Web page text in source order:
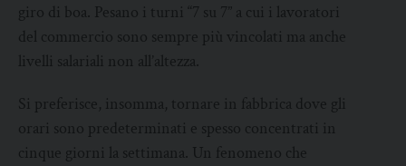
giro di boa. Pesano i turni “7 su 7” a cui i lavoratori
del commercio sono sempre più vincolati ma anche
livelli salariali non all’altezza.
Si preferisce, insomma, tornare in fabbrica dove gli
orari sono predeterminati e spesso concentrati in
cinque giorni la settimana. Un fenomeno che